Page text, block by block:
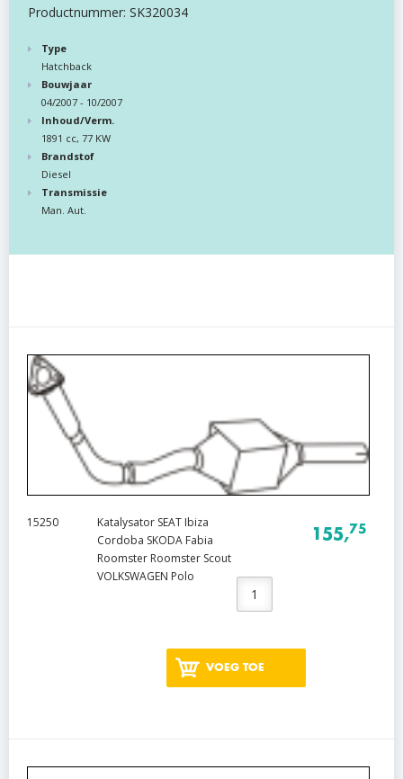
Productnummer: SK320034
Type
Hatchback
Bouwjaar
04/2007 - 10/2007
Inhoud/Verm.
1891 cc, 77 KW
Brandstof
Diesel
Transmissie
Man. Aut.
15250
Katalysator SEAT Ibiza
Cordoba SKODA Fabia
Roomster Roomster Scout
VOLKSWAGEN Polo
155,75
VOEG TOE